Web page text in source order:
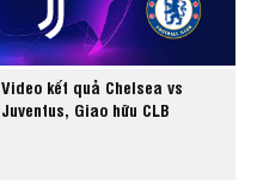
Video kết quả Chelsea vs
Juventus, Giao hữu CLB